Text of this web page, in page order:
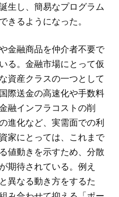
生し、簡易なプログラム
きるようになった。
金融商品を仲介者不要で
る。金融市場にとって仮
資産クラスの一つとして
際送金の高速化や手数料
融インフラコストの削
進化など、実需面での利
家にとっては、これまで
値動きを示すため、分散
期待されている。例え
異なる動き方をするた